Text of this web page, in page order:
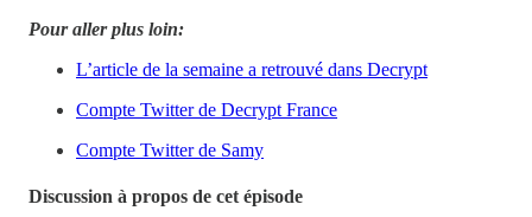
Pour aller plus loin:
L’article de la semaine a retrouvé dans Decrypt
Compte Twitter de Decrypt France
Compte Twitter de Samy
Discussion à propos de cet épisode